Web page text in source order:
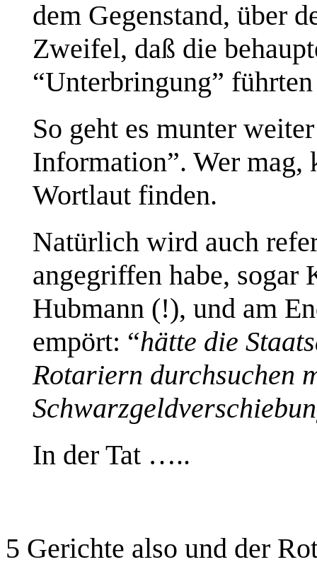
dem Gegenstand, über
Zweifel, daß die
“Unterbringung”
So geht es munter
Information”. Wer mag,
Wortlaut finden.
Natürlich wird auch
angegriffen habe,
Hubmann (!), und am
empört: “hätte die
Rotariern durchsuchen
In der Tat…..
5 Gerichte also und der